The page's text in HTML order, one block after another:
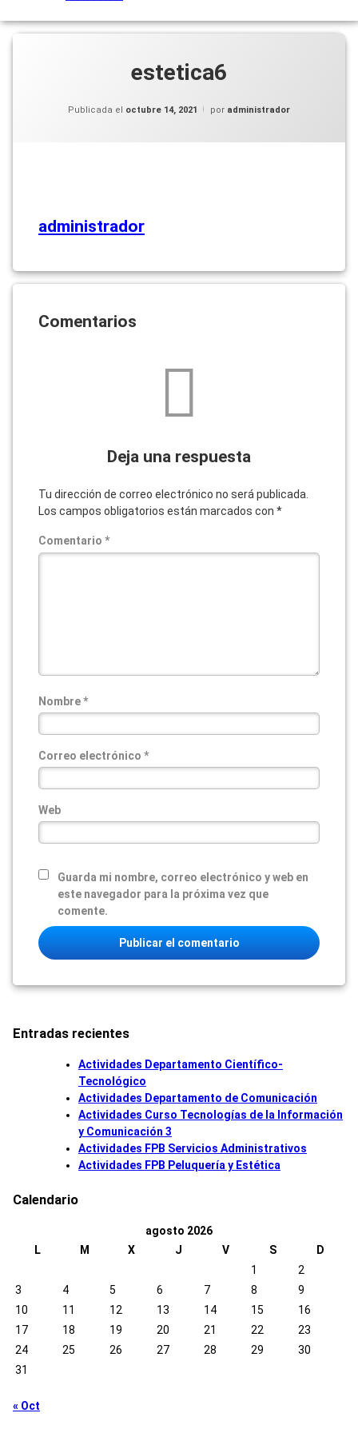
estetica6
Publicada el octubre 14, 2021 por administrador
administrador
Comentarios
Deja una respuesta
Tu dirección de correo electrónico no será publicada.
Los campos obligatorios están marcados con *
Comentario *
Nombre*
Correo electrónico *
Web
Guarda mi nombre, correo electrónico y web en
este navegador para la próxima vez que
comente.
Entradas recientes
Actividades Departamento Científico-
Tecnológico
Actividades Departamento de Comunicación
Actividades Curso Tecnologías de la Información
y Comunicación 3
Actividades FPB Servicios Administrativos
Actividades FPB Peluquería y Estética
Calendario
agosto 2026
L
M X J V S
D
1
2
3
4 5 6 7 8
9
10
11 12 13 14 15
16
17
18 19 20 21 22
23
24
25 26 27 28 29
30
31
« Oct